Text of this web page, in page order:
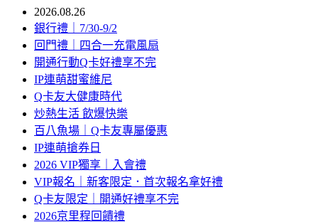
2026.08.26
銀行禮｜7/30-9/2
回門禮｜四合一充電風扇
開通行動Q卡好禮享不完
IP連萌甜蜜維尼
Q卡友大健康時代
炒熱生活 飲爆快樂
百八魚場｜Q卡友專屬優惠
IP連萌搶券日
2026 VIP獨享｜入會禮
VIP報名｜新客限定．首次報名拿好禮
Q卡友限定｜開通好禮享不完
2026京里程回饋禮